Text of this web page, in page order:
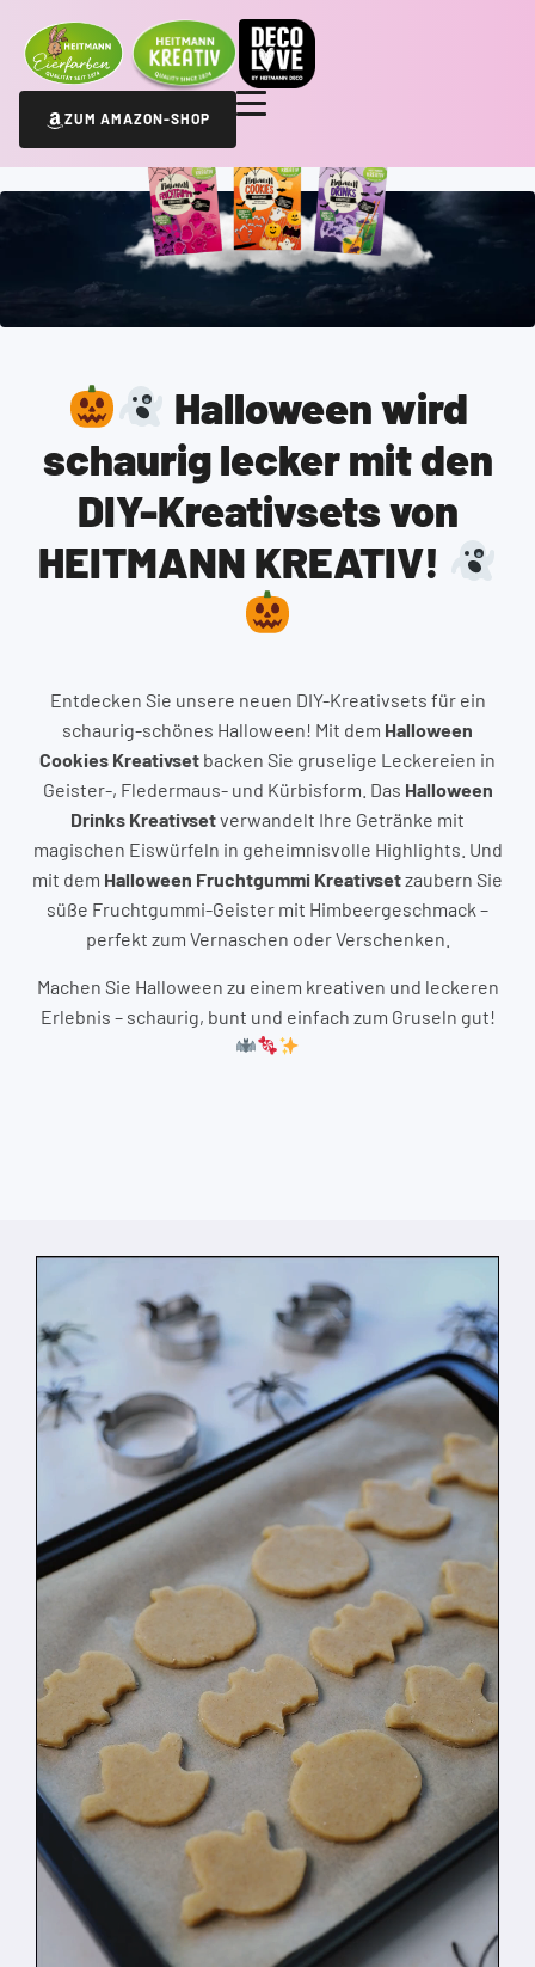
ZUM AMAZON-SHOP
Halloween wird
schaurig lecker mit den
DIY-Kreativsets von
HEITMANN KREATIV!
Entdecken Sie unsere neuen DIY-Kreativsets für ein
schaurig-schönes Halloween! Mit dem Halloween
Cookies Kreativset backen Sie gruselige Leckereien in
Geister-, Fledermaus- und Kürbisform. Das Halloween
Drinks Kreativsetverwandelt Ihre Getränke mit
magischen Eiswürfeln in geheimnisvolle Highlights. Und
mit dem Halloween Fruchtgummi Kreativsetzaubern Sie
süße Fruchtgummi-Geister mit Himbeergeschmack –
perfekt zum Vernaschen oder Verschenken.
Machen Sie Halloween zu einem kreativen und leckeren
Erlebnis – schaurig, bunt und einfach zum Gruseln gut!